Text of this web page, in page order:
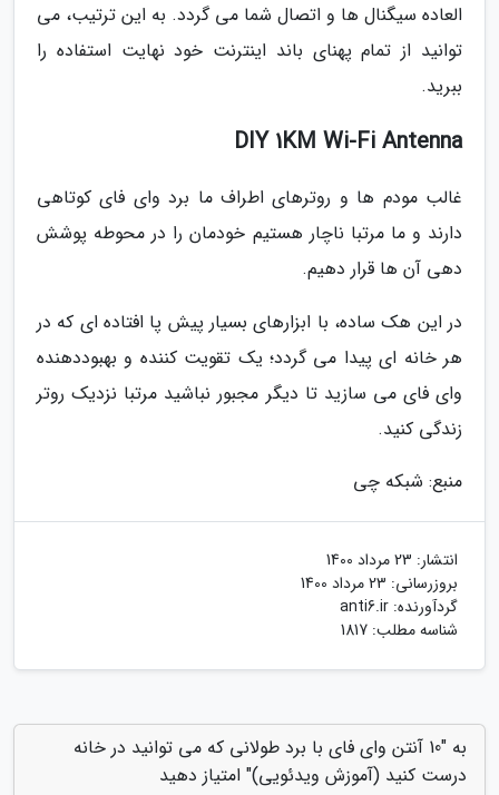
العاده سیگنال ها و اتصال شما می گردد. به این ترتیب، می
توانید از تمام پهنای باند اینترنت خود نهایت استفاده را
ببرید.
DIY 1KM Wi-Fi Antenna
غالب مودم ها و روترهای اطراف ما برد وای فای کوتاهی
دارند و ما مرتبا ناچار هستیم خودمان را در محوطه پوشش
دهی آن ها قرار دهیم.
در این هک ساده، با ابزارهای بسیار پیش پا افتاده ای که در
هر خانه ای پیدا می گردد؛ یک تقویت کننده و بهبوددهنده
وای فای می سازید تا دیگر مجبور نباشید مرتبا نزدیک روتر
زندگی کنید.
منبع: شبکه چی
انتشار: 23 مرداد 1400
بروزرسانی: 23 مرداد 1400
گردآورنده: anti6.ir
شناسه مطلب: 1817
به "10 آنتن وای فای با برد طولانی که می توانید در خانه
درست کنید (آموزش ویدئویی)" امتیاز دهید